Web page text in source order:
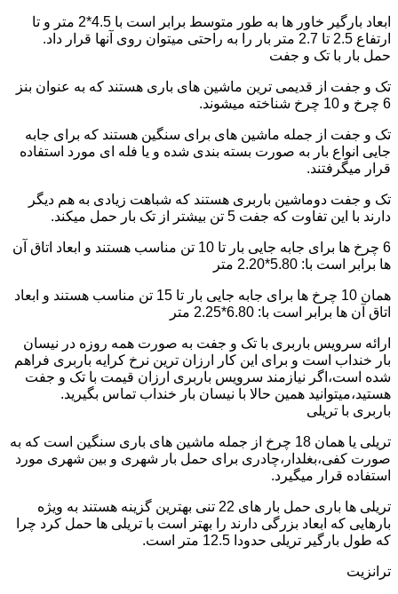
ابعاد بارگیر خاور ها به طور متوسط برابر است با 4.5*2 متر و تا
ارتفاع 2.5 تا 2.7 متر بار را به راحتی میتوان روی آنها قرار داد.
حمل بار با تک و جفت
تک و جفت از قدیمی ترین ماشین های باری هستند که به عنوان بنز
6 چرخ و 10 چرخ شناخته میشوند.
تک و جفت از جمله ماشین های برای سنگین هستند که برای جابه
جایی انواع بار به صورت بسته بندی شده و یا فله ای مورد استفاده
قرار میگرفتند.
تک و جفت دوماشین باربری هستند که شباهت زیادی به هم دیگر
دارند با این تفاوت که جفت 5 تن بیشتر از تک بار حمل میکند.
6 چرخ ها برای جابه جایی بار تا 10 تن مناسب هستند و ابعاد اتاق آن
ها برابر است با: 5.80*2.20 متر
همان 10 چرخ ها برای جابه جایی بار تا 15 تن مناسب هستند و ابعاد
اتاق آن ها برابر است با: 6.80*2.25 متر
ارائه سرویس باربری با تک و جفت به صورت همه روزه در نیسان
بار خنداب است و برای این کار ارزان ترین نرخ کرایه باربری فراهم
شده است،اگر نیازمند سرویس باربری ارزان قیمت با تک و جفت
هستید،میتوانید همین حالا با نیسان بار خنداب تماس بگیرید.
باربری با تریلی
تریلی یا همان 18 چرخ از جمله ماشین های باری سنگین است که به
صورت کفی،بغلدار،چادری برای حمل بار شهری و بین شهری مورد
استفاده قرار میگیرد.
تریلی ها باری حمل بار های 22 تنی بهترین گزینه هستند به ویژه
بارهایی که ابعاد بزرگی دارند را بهتر است با تریلی ها حمل کرد چرا
که طول بارگیر تریلی حدودا 12.5 متر است.
ترانزیت